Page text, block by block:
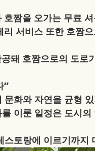
짬을 오가는 무료
서비스 또한 호짬
돼 호짬으로의 도로
”
화와 자연을 균형
이룬 일정은 도시
토랑에 이르기까지